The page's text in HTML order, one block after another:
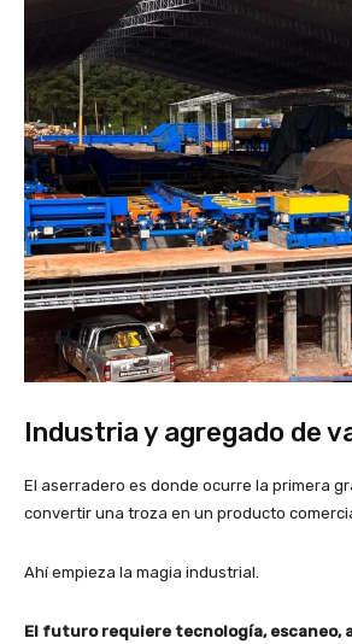
Industria y agregado de
El aserradero es donde ocurre la primera
convertir una troza en un producto
Ahí empieza la magia industrial.
El futuro requiere tecnología, escaneo,